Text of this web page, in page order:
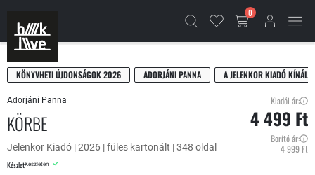
0
KÖNYVHETI ÚJDONSÁGOK 2026 ADORJÁNI PANNA A JELENKOR KIADÓ
Adorjáni Panna
KÖRBE
Jelenkor Kiadó | 2026 | füles kartonált | 348 oldal
KészletKészleten
Kiadói ár:
4 499 Ft
Borító ár:
4 999 Ft